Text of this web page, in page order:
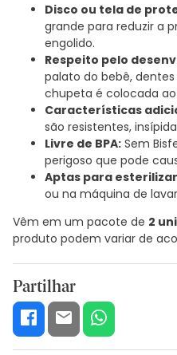
Disco ou tela de
grande para reduzir a
engolido.
Respeito pelo
palato do bebê,
chupeta é colocada
Características
são resistentes,
Livre de BPA: Sem
perigoso que pode
Aptas para
ou na máquina de
Vêm em um pacote de 2
produto podem variar de
Partilhar